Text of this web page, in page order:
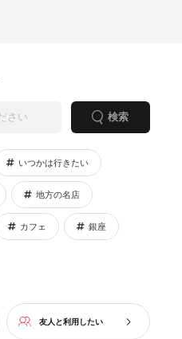
検索
いつかは行きたい
地方の名店
カフェ 銀座
友人と利用したい